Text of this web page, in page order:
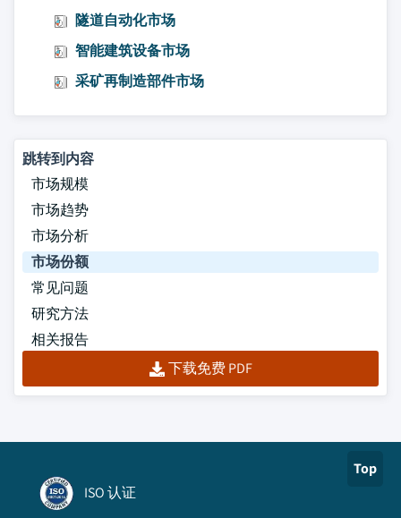
隧道自动化市场
智能建筑设备市场
采矿再制造部件市场
跳转到内容
市场规模
市场趋势
市场分析
市场份额
常见问题
研究方法
相关报告
下载免费 PDF
Top
ISO 认证